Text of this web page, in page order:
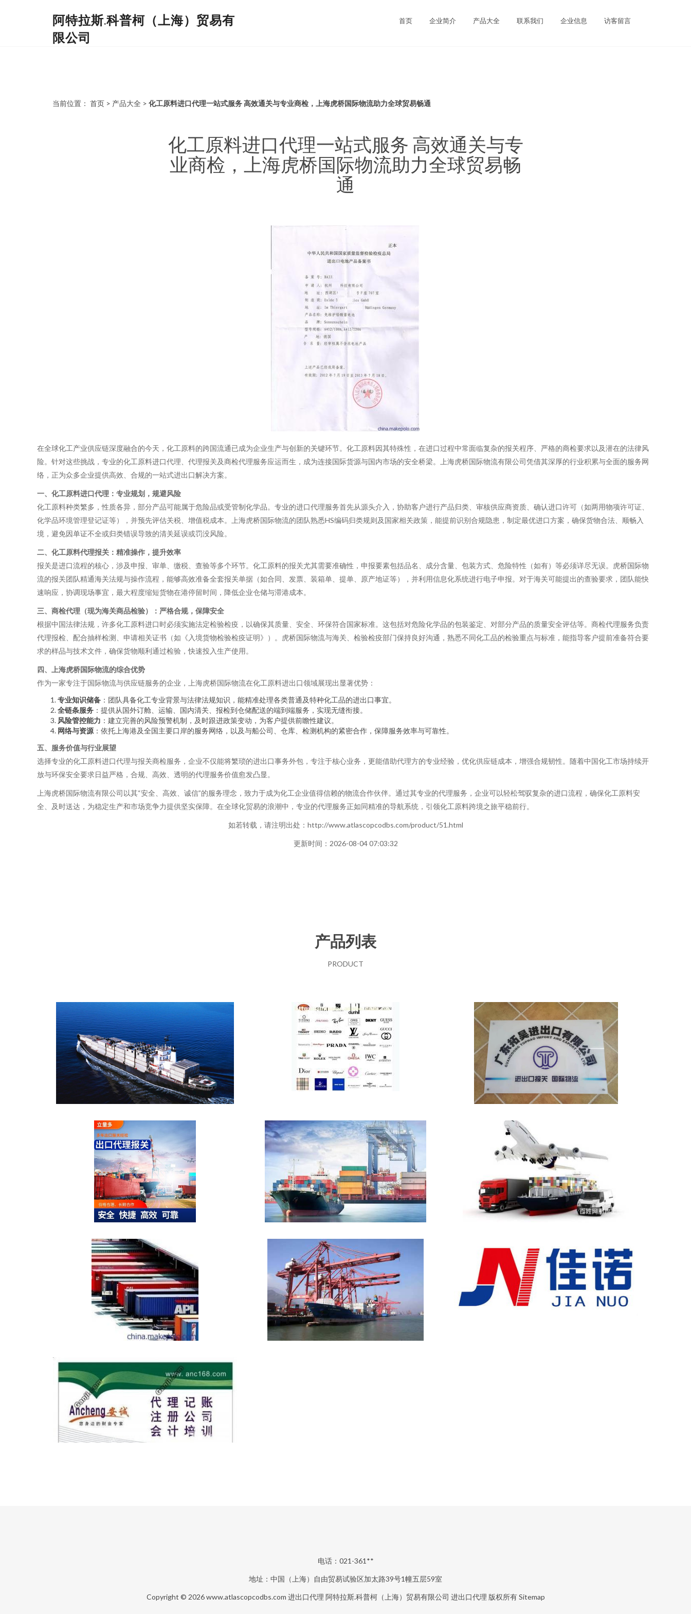
阿特拉斯.科普柯（上海）贸易有
限公司
首页 企业简介 产品大全 联系我们 企业信息 访客留言
当前位置： 首页 > 产品大全 > 化工原料进口代理一站式服务 高效通关与专业商检，上海虎桥国际物流助力全球贸易畅通
化工原料进口代理一站式服务 高效通关与专
业商检，上海虎桥国际物流助力全球贸易畅
通
在全球化工产业供应链深度融合的今天，化工原料的跨国流通已成为企业生产与创新的关键环节。化工原料因其特殊性，在进口过程中常面临复杂的报关程序、严格的商检要求以及潜在的法律风
险。针对这些挑战，专业的化工原料进口代理、代理报关及商检代理服务应运而生，成为连接国际货源与国内市场的安全桥梁。上海虎桥国际物流有限公司凭借其深厚的行业积累与全面的服务网
络，正为众多企业提供高效、合规的一站式进出口解决方案。
一、化工原料进口代理：专业规划，规避风险
化工原料种类繁多，性质各异，部分产品可能属于危险品或受管制化学品。专业的进口代理服务首先从源头介入，协助客户进行产品归类、审核供应商资质、确认进口许可（如两用物项许可证、
化学品环境管理登记证等），并预先评估关税、增值税成本。上海虎桥国际物流的团队熟悉HS编码归类规则及国家相关政策，能提前识别合规隐患，制定最优进口方案，确保货物合法、顺畅入
境，避免因单证不全或归类错误导致的清关延误或罚没风险。
二、化工原料代理报关：精准操作，提升效率
报关是进口流程的核心，涉及申报、审单、缴税、查验等多个环节。化工原料的报关尤其需要准确性，申报要素包括品名、成分含量、包装方式、危险特性（如有）等必须详尽无误。虎桥国际物
流的报关团队精通海关法规与操作流程，能够高效准备全套报关单据（如合同、发票、装箱单、提单、原产地证等），并利用信息化系统进行电子申报。对于海关可能提出的查验要求，团队能快
速响应，协调现场事宜，最大程度缩短货物在港停留时间，降低企业仓储与滞港成本。
三、商检代理（现为海关商品检验）：严格合规，保障安全
根据中国法律法规，许多化工原料进口时必须实施法定检验检疫，以确保其质量、安全、环保符合国家标准。这包括对危险化学品的包装鉴定、对部分产品的质量安全评估等。商检代理服务负责
代理报检、配合抽样检测、申请相关证书（如《入境货物检验检疫证明》）。虎桥国际物流与海关、检验检疫部门保持良好沟通，熟悉不同化工品的检验重点与标准，能指导客户提前准备符合要
求的样品与技术文件，确保货物顺利通过检验，快速投入生产使用。
四、上海虎桥国际物流的综合优势
作为一家专注于国际物流与供应链服务的企业，上海虎桥国际物流在化工原料进出口领域展现出显著优势：
专业知识储备 ：团队具备化工专业背景与法律法规知识，能精准处理各类普通及特种化工品的进出口事宜。
全链条服务 ：提供从国外订舱、运输、国内清关、报检到仓储配送的端到端服务，实现无缝衔接。
风险管控能力 ：建立完善的风险预警机制，及时跟进政策变动，为客户提供前瞻性建议。
网络与资源 ：依托上海港及全国主要口岸的服务网络，以及与船公司、仓库、检测机构的紧密合作，保障服务效率与可靠性。
五、服务价值与行业展望
选择专业的化工原料进口代理与报关商检服务，企业不仅能将繁琐的进出口事务外包，专注于核心业务，更能借助代理方的专业经验，优化供应链成本，增强合规韧性。随着中国化工市场持续开
放与环保安全要求日益严格，合规、高效、透明的代理服务价值愈发凸显。
上海虎桥国际物流有限公司以其“安全、高效、诚信”的服务理念，致力于成为化工企业值得信赖的物流合作伙伴。通过其专业的代理服务，企业可以轻松驾驭复杂的进口流程，确保化工原料安
全、及时送达，为稳定生产和市场竞争力提供坚实保障。在全球化贸易的浪潮中，专业的代理服务正如同精准的导航系统，引领化工原料跨境之旅平稳前行。
如若转载，请注明出处：http://www.atlascopcodbs.com/product/51.html
更新时间：2026-08-04 07:03:32
产品列表
PRODUCT
电话：021-361**
地址：中国（上海）自由贸易试验区加太路39号1幢五层59室
Copyright © 2026www.atlascopcodbs.com 进出口代理 阿特拉斯.科普柯（上海）贸易有限公司 进出口代理 版权所有Sitemap